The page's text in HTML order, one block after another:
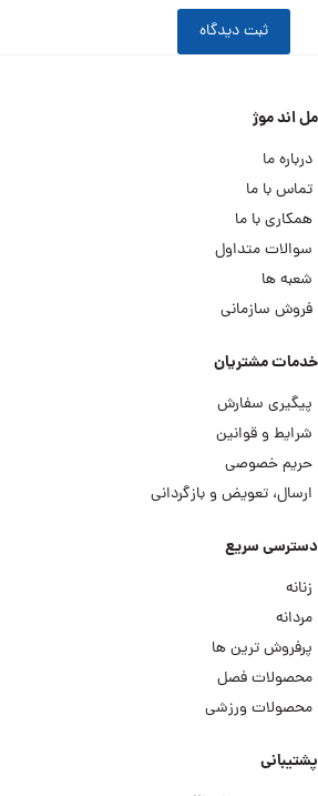
ثبت دیدگاه
مل اند موژ
درباره ما
تماس با ما
همکاری با ما
سوالات متداول
شعبه ها
فروش سازمانی
خدمات مشتریان
پیگیری سفارش
شرایط و قوانین
حریم خصوصی
ارسال، تعویض و بازگردانی
دسترسی سریع
زنانه
مردانه
پرفروش ترین ها
محصولات فصل
محصولات ورزشی
پشتیبانی